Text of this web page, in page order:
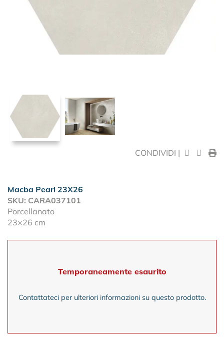
CONDIVIDI |
Macba Pearl 23X26
SKU: CARA037101
Porcellanato
23×26 cm
Temporaneamente esaurito
Contattateci per ulteriori informazioni su questo prodotto.